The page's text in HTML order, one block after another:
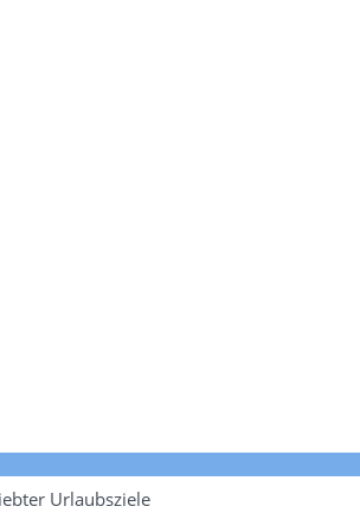
Urlaubsziele